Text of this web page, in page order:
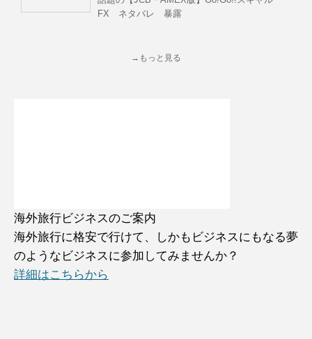
FX ネタバレ 暴露
→もっと見る
海外旅行ビジネスのご案内
海外旅行に格安で行けて、しかもビジネスにもなる夢
のようなビジネスに参加してみませんか？
詳細はこちらから